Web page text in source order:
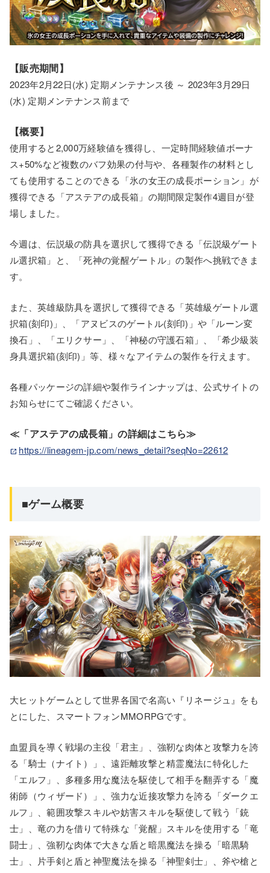
【販売期間】
2023年2月22日(水) 定期メンテナンス後 ～ 2023年3月29日
(水) 定期メンテナンス前まで
【概要】
使用すると2,000万経験値を獲得し、一定時間経験値ボーナ
ス+50%など複数のバフ効果の付与や、各種製作の材料とし
ても使用することのできる「氷の女王の成長ポーション」が
獲得できる「アステアの成長箱」の期間限定製作4週目が登
場しました。
今週は、伝説級の防具を選択して獲得できる「伝説級ゲート
ル選択箱」と、「死神の覚醒ゲートル」の製作へ挑戦できま
す。
また、英雄級防具を選択して獲得できる「英雄級ゲートル選
択箱(刻印)」、「アヌビスのゲートル(刻印)」や「ルーン変
換石」、「エリクサー」、「神秘の守護石箱」、「希少級装
身具選択箱(刻印)」等、様々なアイテムの製作を行えます。
各種パッケージの詳細や製作ラインナップは、公式サイトの
お知らせにてご確認ください。
≪「アステアの成長箱」の詳細はこちら≫
https://lineagem-jp.com/news_detail?seqNo=22612
■ゲーム概要
大ヒットゲームとして世界各国で名高い『リネージュ』をも
とにした、スマートフォンMMORPGです。
血盟員を導く戦場の主役「君主」、強靭な肉体と攻撃力を誇
る「騎士（ナイト）」、遠距離攻撃と精霊魔法に特化した
「エルフ」、多種多用な魔法を駆使して相手を翻弄する「魔
術師（ウィザード）」、強力な近接攻撃力を誇る「ダークエ
ルフ」、範囲攻撃スキルや妨害スキルを駆使して戦う「銃
士」、竜の力を借りて特殊な「覚醒」スキルを使用する「竜
闘士」、強靭な肉体で大きな盾と暗黒魔法を操る「暗黒騎
士」、片手剣と盾と神聖魔法を操る「神聖剣士」、斧や槍と